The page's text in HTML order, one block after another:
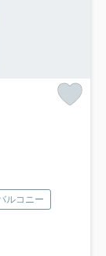
ルコニー